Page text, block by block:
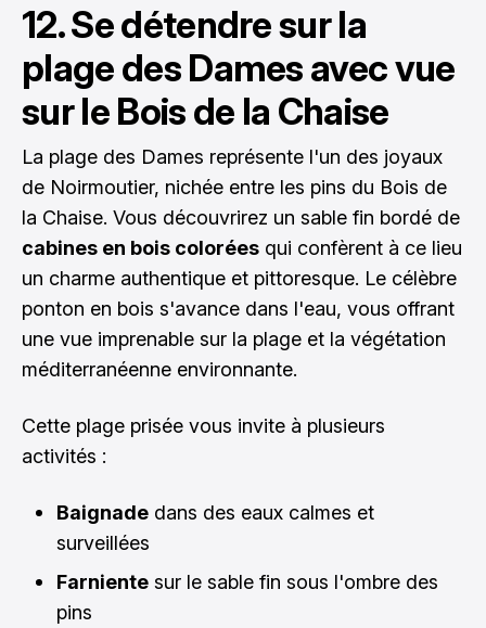
12. Se détendre sur la
plage des Dames avec vue
sur le Bois de la Chaise
La plage des Dames représente l'un des joyaux
de Noirmoutier, nichée entre les pins du Bois de
la Chaise. Vous découvrirez un sable fin bordé de
cabines en bois colorées qui confèrent à ce lieu
un charme authentique et pittoresque. Le célèbre
ponton en bois s'avance dans l'eau, vous offrant
une vue imprenable sur la plage et la végétation
méditerranéenne environnante.
Cette plage prisée vous invite à plusieurs
activités :
Baignade dans des eaux calmes et
surveillées
Farniente sur le sable fin sous l'ombre des
pins